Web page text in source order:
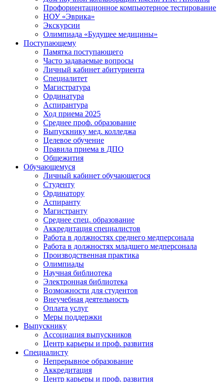
Профориентационное компьютерное тестирование
НОУ «Эврика»
Экскурсии
Олимпиада «Будущее медицины»
Поступающему
Памятка поступающего
Часто задаваемые вопросы
Личный кабинет абитуриента
Специалитет
Магистратура
Ординатура
Аспирантура
Ход приема 2025
Среднее проф. образование
Выпускнику мед. колледжа
Целевое обучение
Правила приема в ДПО
Общежития
Обучающемуся
Личный кабинет обучающегося
Студенту
Ординатору
Аспиранту
Магистранту
Среднее спец. образование
Аккредитация специалистов
Работа в должностях среднего медперсонала
Работа в должностях младшего медперсонала
Производственная практика
Олимпиады
Научная библиотека
Электронная библиотека
Возможности для студентов
Внеучебная деятельность
Оплата услуг
Меры поддержки
Выпускнику
Ассоциация выпускников
Центр карьеры и проф. развития
Специалисту
Непрерывное образование
Аккредитация
Центр карьеры и проф. развития